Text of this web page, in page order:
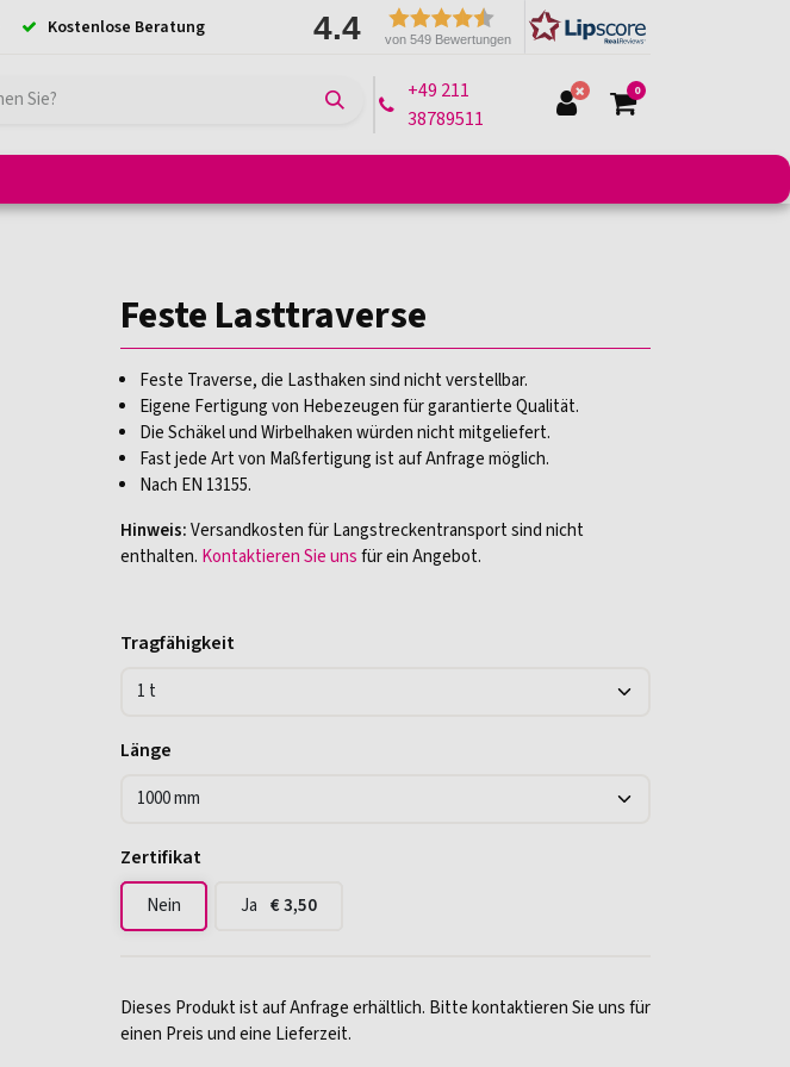
Kostenlose Beratung 4.4 von 549 Bewertungen
+49 211
38789511
0
Feste Lasttraverse
Feste Traverse, die Lasthaken sind nicht verstellbar.
Eigene Fertigung von Hebezeugen für garantierte Qualität.
Die Schäkel und Wirbelhaken würden nicht mitgeliefert.
Fast jede Art von Maßfertigung ist auf Anfrage möglich.
Nach EN 13155.
Hinweis:Versandkosten für Langstreckentransport sind nicht
enthalten. Kontaktieren Sie unsfür ein Angebot.
Tragfähigkeit
Länge
Zertifikat
Nein Ja €3,50
Dieses Produkt ist auf Anfrage erhältlich. Bitte kontaktieren Sie uns für
einen Preis und eine Lieferzeit.